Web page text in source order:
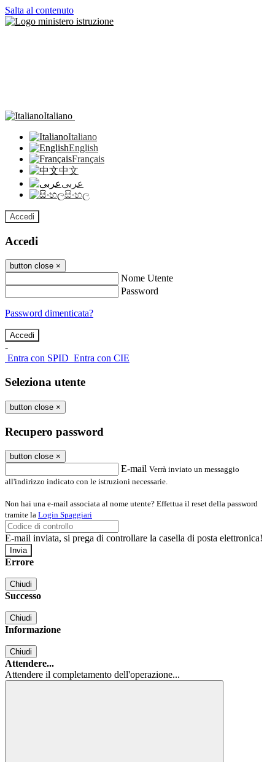
Salta al contenuto
Italiano
Italiano
English
Français
中文
عربى
සිංහල
Accedi
Accedi
button close ×
Nome Utente
Password
Password dimenticata?
-
Entra con SPID Entra con CIE
Seleziona utente
button close ×
Recupero password
button close ×
E-mail Verrà inviato un messaggio
all'indirizzo indicato con le istruzioni necessarie.
Non hai una e-mail associata al nome utente? Effettua il reset della password
tramite la Login Spaggiari
E-mail inviata, si prega di controllare la casella di posta elettronica!
Errore
Chiudi
Successo
Chiudi
Informazione
Chiudi
Attendere...
Attendere il completamento dell'operazione...